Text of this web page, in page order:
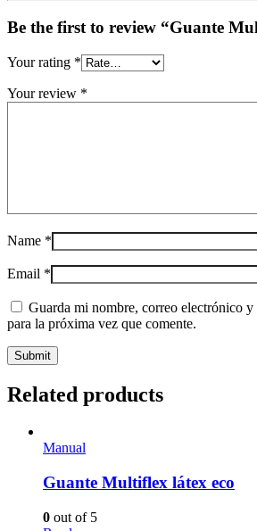
Be the first to review “Guante
Your rating *
Your review *
Name *
Email *
Guarda mi nombre, correo electrónico y
para la próxima vez que comente.
Related products
Manual
Guante Multiflex látex eco
0 out of 5